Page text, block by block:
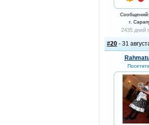
г.
2435 дней
#20 - 31